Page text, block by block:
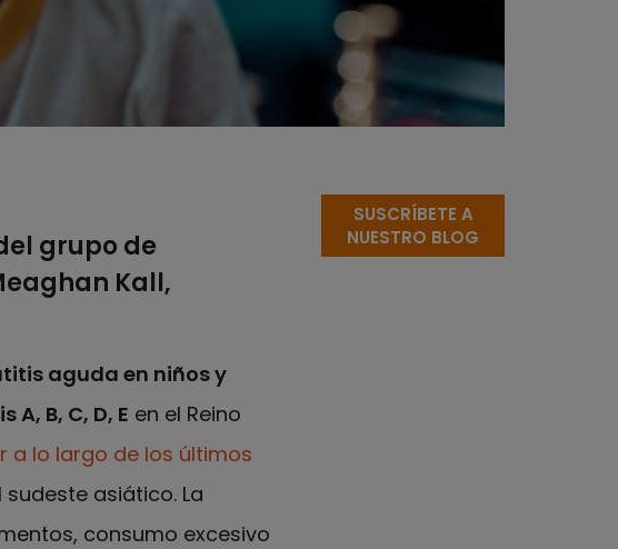
grupo de
Kall,
aguda en niños y
B, C, D, E en el Reino
a lo largo de los últimos
asiático. La
consumo excesivo
SUSCRÍBETE A
NUESTRO BLOG